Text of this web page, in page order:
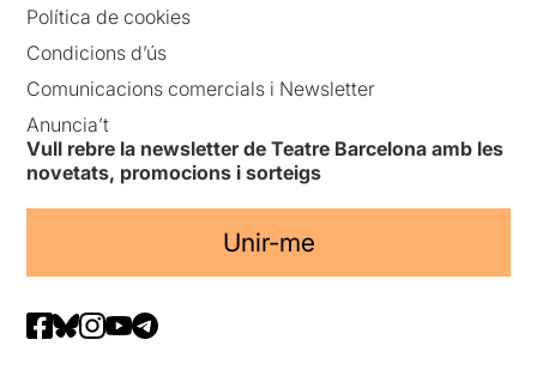
Política de cookies
Condicions d’ús
Comunicacions comercials i Newsletter
Anuncia’t
Vull rebre la newsletter de Teatre Barcelona amb les
novetats, promocions i sorteigs
Unir-me